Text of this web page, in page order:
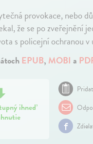
provokace, nebo
že se po
s policejní ochranou
EPUB, MOBI a
ihneď